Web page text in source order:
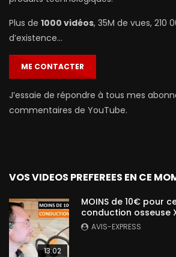
Plus de 1000 vidéos, 35M de vues, 210
d’existence…
ME CONTACTER
J’essaie de répondre à tous mes
commentaires de YouTube.
VOS VIDEOS PREFEREES EN CE
13:02
MOINS de 10€ pour
conduction osseuse
AVIS-EXPRESS